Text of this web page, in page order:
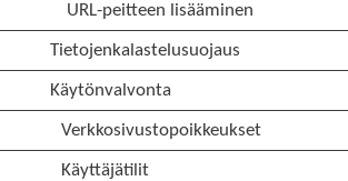
URL-peitteen lisääminen
Tietojenkalastelusuojaus
Käytönvalvonta
Verkkosivustopoikkeukset
Käyttäjätilit